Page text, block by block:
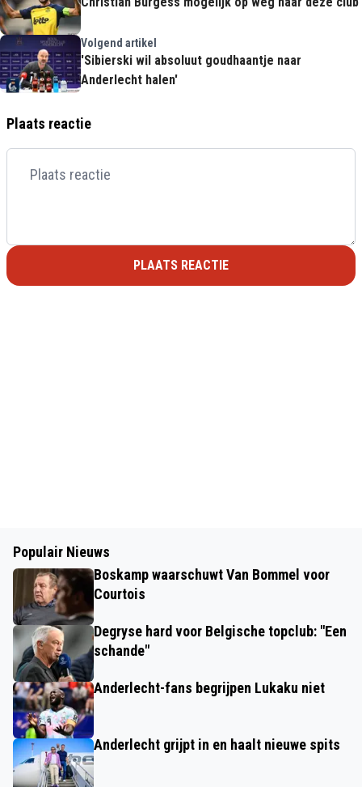
Volgend artikel
'Sibierski wil absoluut goudhaantje naar
Anderlecht halen'
Plaats reactie
PLAATS REACTIE
Populair Nieuws
Boskamp waarschuwt Van Bommel voor
Courtois
Degryse hard voor Belgische topclub: "Een
schande"
Anderlecht-fans begrijpen Lukaku niet
Anderlecht grijpt in en haalt nieuwe spits